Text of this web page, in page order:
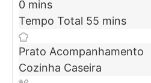
0 mins
Tempo Total 55 mins
Prato Acompanhamento
Cozinha Caseira